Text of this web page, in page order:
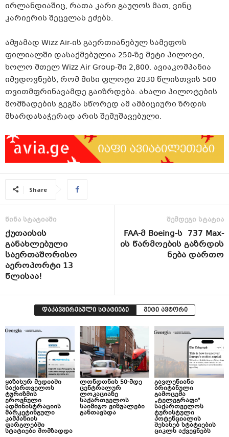
ირლანდიაშიც, რათა კარი გაუღოს მათ, ვინც
კარიერის შეცვლას ეძებს.
ამჟამად Wizz Air-ის გაერთიანებულ სამეფოს
ფილიალში დასაქმებულია 250-ზე მეტი პილოტი,
ხოლო მთელ Wizz Air Group-ში 2,800. ავიაკომპანია
იმედოვნებს, რომ მისი ფლოტი 2030 წლისთვის 500
თვითმფრინავამდე გაიზრდება. ახალი პილოტების
მომზადების გეგმა სწორედ ამ ამბიციური ზრდის
მხარდასაჭერად არის შემუშავებული.
Share
წინა სტატიაში
ქუთაისის
განახლებული
საერთაშორისო
აეროპორტი 13
წლისაა!
შემდეგი სტატია
FAA-მ Boeing-ს 737 Max-
ის წარმოების გაზრდის
ნება დართო
დაკავშირებული სტატიები მეტი ავტორი
ყაზახურ მედიაში
საქართველოს
ტურიზმის
ეროვნული
ადმინისტრაციის
მარკეტინგული
კამპანიის
ფარგლებში
სტატიები მომზადდა
ლონდონის 50-მდე
ცენტრალურ
ლოკაციაზე
საქართველოს
საიმიჯო ვიზუალები
განთავსდა
გავლენიანი
ბრიტანული
გამოცემა
„ტელეგრაფი“
საქართველოს
ტურისტული
პოტენციალის
შესახებ სტატიების
ციკლს აქვეყნებს